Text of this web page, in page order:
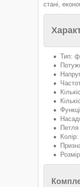
стані,
Тип:
Петля